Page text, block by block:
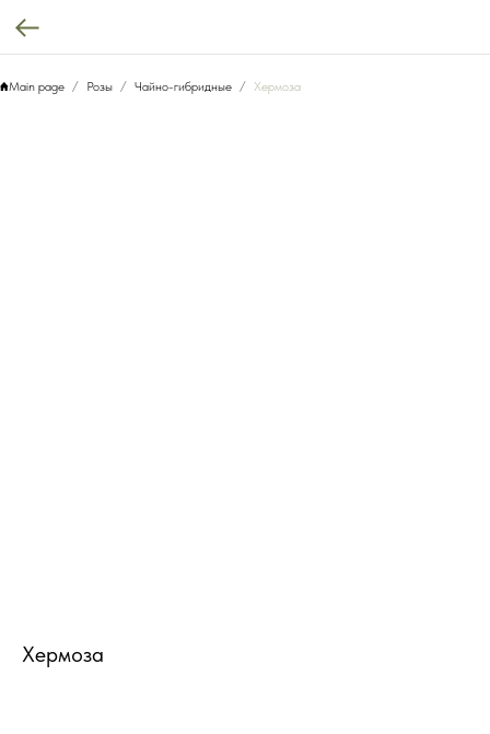
Main page Розы Чайно-гибридные Хермоза
Хермоза